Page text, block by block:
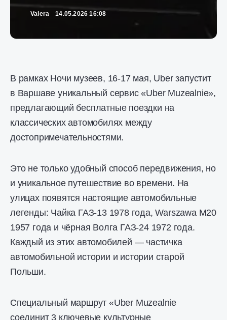
Valera 14.05.2026 16:08
В рамках Ночи музеев, 16-17 мая, Uber запустит
в Варшаве уникальный сервис «Uber Muzealnie»,
предлагающий бесплатные поездки на
классических автомобилях между
достопримечательностями.
Это не только удобный способ передвижения, но
и уникальное путешествие во времени. На
улицах появятся настоящие автомобильные
легенды: Чайка ГАЗ-13 1978 года, Warszawa M20
1957 года и чёрная Волга ГАЗ-24 1972 года.
Каждый из этих автомобилей — частичка
автомобильной истории и истории старой
Польши.
Специальный маршрут «Uber Muzealnie
соединит 3 ключевые культурные